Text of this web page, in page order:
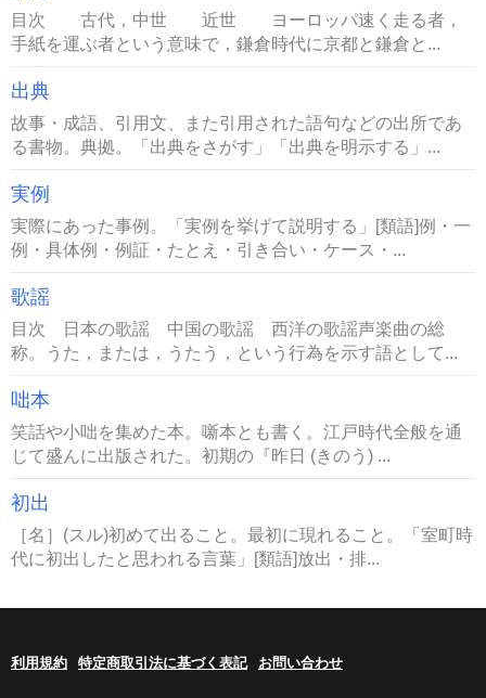
目次 古代，中世 近世 ヨーロッパ速く走る者，
手紙を運ぶ者という意味で，鎌倉時代に京都と鎌倉と...
出典
故事・成語、引用文、また引用された語句などの出所であ
る書物。典拠。「出典をさがす」「出典を明示する」...
実例
実際にあった事例。「実例を挙げて説明する」[類語]例・一
例・具体例・例証・たとえ・引き合い・ケース・...
歌謡
目次 日本の歌謡 中国の歌謡 西洋の歌謡声楽曲の総
称。うた，または，うたう，という行為を示す語として...
咄本
笑話や小咄を集めた本。噺本とも書く。江戸時代全般を通
じて盛んに出版された。初期の『昨日 (きのう) ...
初出
［名］(スル)初めて出ること。最初に現れること。「室町時
代に初出したと思われる言葉」[類語]放出・排...
利用規約 特定商取引法に基づく表記 お問い合わせ